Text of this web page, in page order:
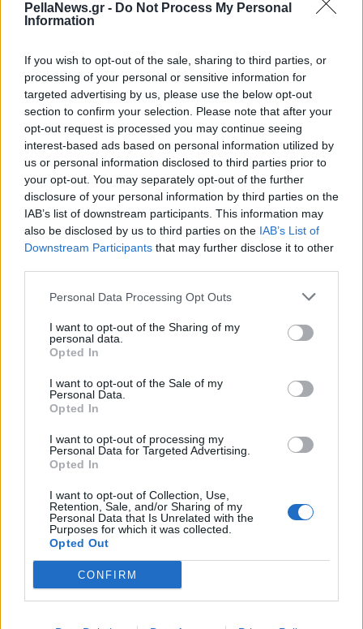
PellaNews.gr - Do Not Process My Personal
Information
If you wish to opt-out of the sale, sharing to third parties, or
processing of your personal or sensitive information for
targeted advertising by us, please use the below opt-out
section to confirm your selection. Please note that after your
opt-out request is processed you may continue seeing
interest-based ads based on personal information utilized by
us or personal information disclosed to third parties prior to
your opt-out. You may separately opt-out of the further
disclosure of your personal information by third parties on the
IAB’s list of downstream participants. This information may
also be disclosed by us to third parties on the IAB’s List of
Downstream Participants that may further disclose it to other
Personal Data Processing Opt Outs
I want to opt-out of the Sharing of my
personal data.
Opted In
I want to opt-out of the Sale of my
Personal Data.
Opted In
I want to opt-out of processing my
Personal Data for Targeted Advertising.
Opted In
I want to opt-out of Collection, Use,
Retention, Sale, and/or Sharing of my
Personal Data that Is Unrelated with the
Purposes for which it was collected.
Opted Out
CONFIRM
26 Μαΐου 2024
Βόλο με μια ΕΠΟ των
λάθος επιλογών
πρώτη επιτελική
σύσκεψη για τον
τελικό στην Ν.
Φιλαδέλφεια!
Χατζηπαρασίδου ο
ΠΑΟΚ για την "κούπα"